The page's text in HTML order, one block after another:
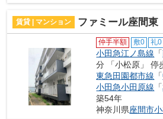
賃貸 | マンション ファミール座間東
仲手半額 敷0 礼0
小田急江ノ島線 「
分 「小松原」 停
東急田園都市線 「
小田急小田原線 「
築54年
神奈川県座間市